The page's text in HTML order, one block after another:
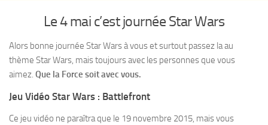
Le 4 mai c’est journée Star Wars
Alors bonne journée Star Wars à vous et surtout passez la au
thème Star Wars, mais toujours avec les personnes que vous
aimez. Que la Force soit avec vous.
Jeu Vidéo Star Wars : Battlefront
Ce jeu vidéo ne paraîtra que le 19 novembre 2015, mais vous